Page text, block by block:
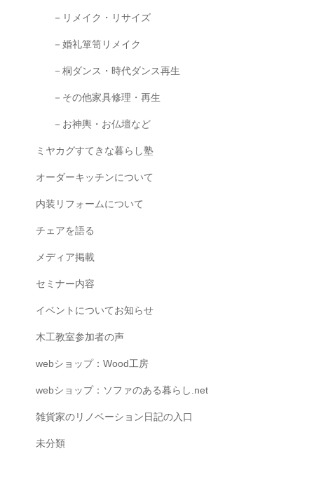
－リメイク・リサイズ
－婚礼箪笥リメイク
－桐ダンス・時代ダンス再生
－その他家具修理・再生
－お神輿・お仏壇など
ミヤカグすてきな暮らし塾
オーダーキッチンについて
内装リフォームについて
チェアを語る
メディア掲載
セミナー内容
イベントについてお知らせ
木工教室参加者の声
webショップ：Wood工房
webショップ：ソファのある暮らし.net
雑貨家のリノベーション日記の入口
未分類